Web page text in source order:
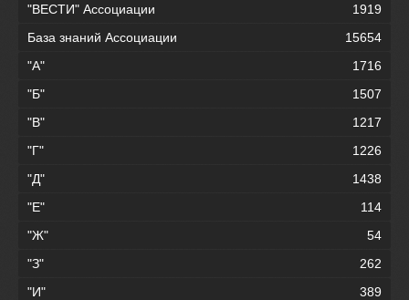
"ВЕСТИ" Ассоциации
1919
База знаний Ассоциации
15654
"А"
1716
"Б"
1507
"В"
1217
"Г"
1226
"Д"
1438
"Е"
114
"Ж"
54
"З"
262
"И"
389